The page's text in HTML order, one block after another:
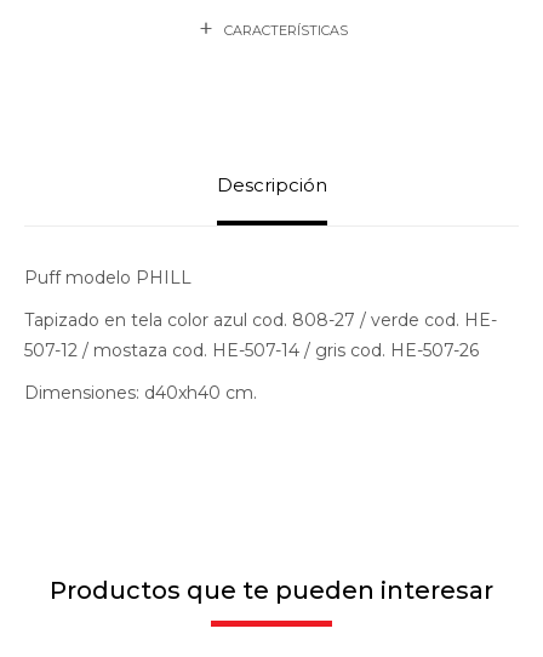
CARACTERÍSTICAS
Descripción
Puff modelo PHILL
Tapizado en tela color azul cod. 808-27 / verde cod. HE-
507-12 / mostaza cod. HE-507-14 / gris cod. HE-507-26
Dimensiones: d40xh40 cm.
Productos que te pueden interesar